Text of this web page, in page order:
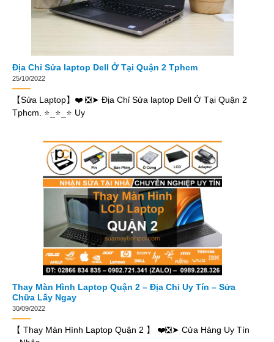
Địa Chỉ Sửa laptop Dell Ở Tại Quận 2 Tphcm
25/10/2022
【Sửa Laptop】❤️ ❎➤ Địa Chỉ Sửa laptop Dell Ở Tại Quận 2
Tphcm. ⭐_⭐_⭐ Uy
Thay Màn Hình Laptop Quận 2 – Địa Chỉ Uy Tín – Sửa
Chữa Lấy Ngay
30/09/2022
【 Thay Màn Hình Laptop Quận 2 】 ❤️❎➤ Cửa Hàng Uy Tín